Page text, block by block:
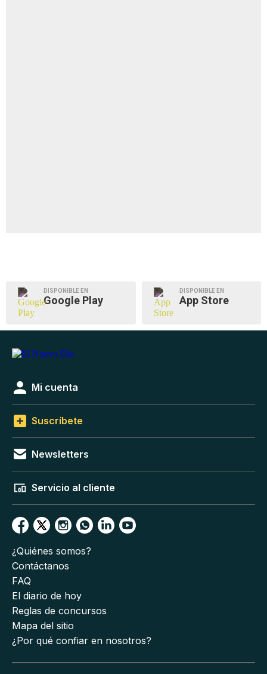
DISPONIBLE EN
Google Play
DISPONIBLE EN
App Store
Mi cuenta
Suscríbete
Newsletters
Servicio al cliente
¿Quiénes somos?
Contáctanos
FAQ
El diario de hoy
Reglas de concursos
Mapa del sitio
¿Por qué confiar en nosotros?